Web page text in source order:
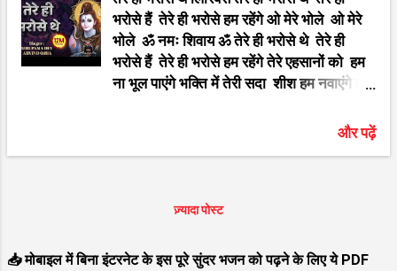
Song Song :- Sunle Baba Mere Sari
Duniya S...
भरोसे हैं तेरे ही भरोसे हम रहेंगे ओ मेरे भोले ओ मेरे
भोले ॐ नमः शिवाय ॐ तेरे ही भरोसे थे तेरे ही
भरोसे हैं तेरे ही भरोसे हम रहेंगे तेरे एहसानों को हम
ना भूल पाएंगे भक्ति में तेरी सदा शीश हम नवाएंगे हर
महामाया तेरे ही भरोसे थे तेरे ही भरोसे हैं तेरे ही
ही भरोसे थे तेरे ही भरोसे हैं तेरे ही भरोसे हम रहेंगे
:- Tere Hi Bharose The Tere Hi
और पढ़ें
ज़्यादा पोस्ट
📥 मोबाइल में बिना इंटरनेट के इस पूरे सुंदर भजन को पढ़ने के लिए ये PDF